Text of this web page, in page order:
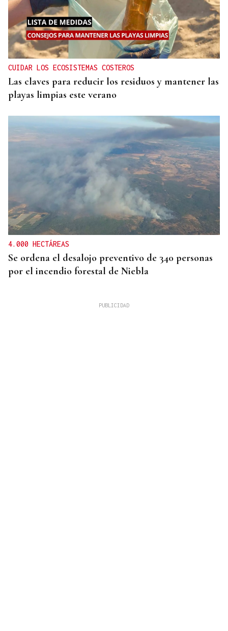
CUIDAR LOS ECOSISTEMAS COSTEROS
Las claves para reducir los residuos y mantener las
playas limpias este verano
4.000 HECTÁREAS
Se ordena el desalojo preventivo de 340 personas
por el incendio forestal de Niebla